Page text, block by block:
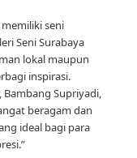
seni
Seni Surabaya
lokal maupun
inspirasi.
Supriyadi,
beragam dan
ideal bagi para